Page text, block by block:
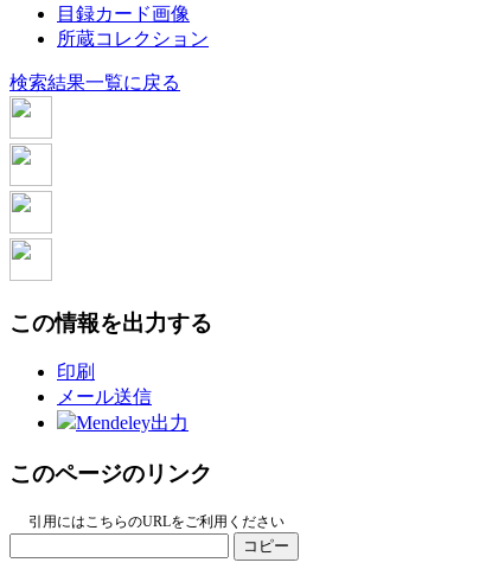
目録カード画像
所蔵コレクション
検索結果一覧に戻る
この情報を出力する
印刷
メール送信
Mendeley出力
このページのリンク
引用にはこちらのURLをご利用ください
コピー